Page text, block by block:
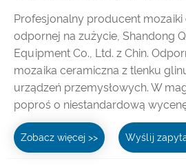
Profesjonalny producent mozaiki
odpornej na zużycie, Shandong
Equipment Co., Ltd. z Chin.
mozaika ceramiczna z tlenku
urządzeń przemysłowych. W
poproś o niestandardową
Zobacz więcej >> Wyślij